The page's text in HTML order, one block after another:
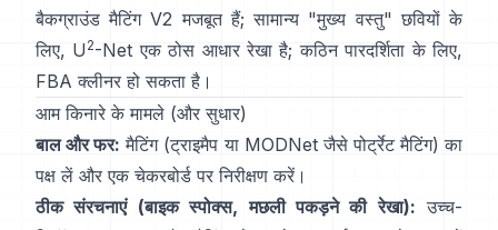
बैकग्राउंड मैटिंग V2 मजबूत हैं; सामान्य "मुख्य वस्तु" छवियों के
लिए, U 2-Net एक ठोस आधार रेखा है; कठिन पारदर्शिता के लिए,
FBA क्लीनर हो सकता है।
आम किनारे के मामले (और सुधार)
बाल और फर: मैटिंग (ट्राइमैप या MODNetजैसे पोर्ट्रेट मैटिंग) का
पक्ष लें और एक चेकरबोर्ड पर निरीक्षण करें।
ठीक संरचनाएं (बाइक स्पोक्स, मछली पकड़ने की रेखा): उच्च-